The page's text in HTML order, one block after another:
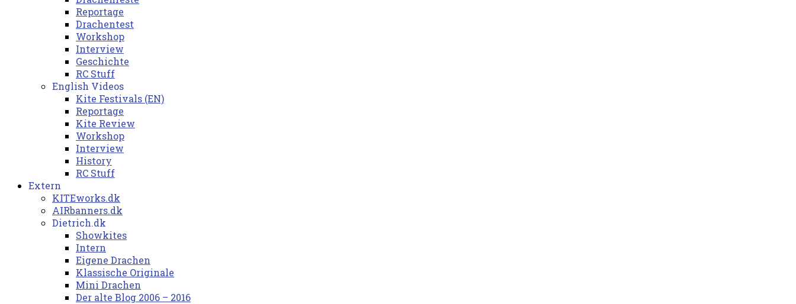
Reportage
Drachentest
Workshop
Interview
Geschichte
RC Stuff
English Videos
Kite Festivals (EN)
Reportage
Kite Review
Workshop
Interview
History
RC Stuff
Extern
KITEworks.dk
AIRbanners.dk
Dietrich.dk
Showkites
Intern
Eigene Drachen
Klassische Originale
Mini Drachen
Der alte Blog 2006 – 2016